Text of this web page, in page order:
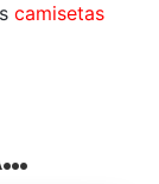
camisetas